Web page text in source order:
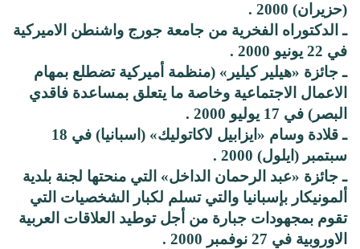
(حزيران) 2000 .
ـ الدكتوراه الفخرية من جامعة جورج واشنطن الاميركية
في 22 يونيو 2000 .
ـ جائزة «هيلير كيلير» (منظمة أميركية تضطلع بمهام
الاعمال الاجتماعية وخاصة ما يتعلق بمساعدة فاقدي
البصر) في 17 يوليو 2000 .
ـ قلادة وسام «ايزابيل لاكاتوليك» (اسبانيا) في 18
سبتمبر (ايلول) 2000 .
ـ جائزة «عبد الرحمان الداخل» التي منحتها لجنة بلدية
ألمونيكار بإسبانيا والتي تسلم لكبار الشخصيات التي
تقوم بمجهودات جبارة من أجل توطيد العلاقات العربية
الاوروبية في 27 نوفمبر 2000 .